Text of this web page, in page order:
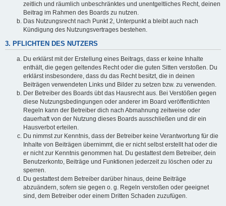
zeitlich und räumlich unbeschränktes und unentgeltliches Recht, deinen
Beitrag im Rahmen des Boards zu nutzen.
Das Nutzungsrecht nach Punkt 2, Unterpunkt a bleibt auch nach
Kündigung des Nutzungsvertrages bestehen.
3. PFLICHTEN DES NUTZERS
Du erklärst mit der Erstellung eines Beitrags, dass er keine Inhalte
enthält, die gegen geltendes Recht oder die guten Sitten verstoßen. Du
erklärst insbesondere, dass du das Recht besitzt, die in deinen
Beiträgen verwendeten Links und Bilder zu setzen bzw. zu verwenden.
Der Betreiber des Boards übt das Hausrecht aus. Bei Verstößen gegen
diese Nutzungsbedingungen oder anderer im Board veröffentlichten
Regeln kann der Betreiber dich nach Abmahnung zeitweise oder
dauerhaft von der Nutzung dieses Boards ausschließen und dir ein
Hausverbot erteilen.
Du nimmst zur Kenntnis, dass der Betreiber keine Verantwortung für die
Inhalte von Beiträgen übernimmt, die er nicht selbst erstellt hat oder die
er nicht zur Kenntnis genommen hat. Du gestattest dem Betreiber, dein
Benutzerkonto, Beiträge und Funktionen jederzeit zu löschen oder zu
sperren.
Du gestattest dem Betreiber darüber hinaus, deine Beiträge
abzuändern, sofern sie gegen o. g. Regeln verstoßen oder geeignet
sind, dem Betreiber oder einem Dritten Schaden zuzufügen.